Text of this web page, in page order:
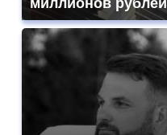
миллионов рублей